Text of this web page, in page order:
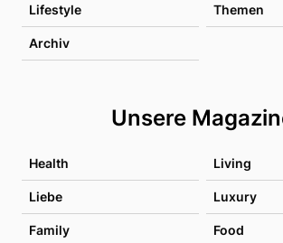
Lifestyle Themen
Archiv
Unsere
Health Living
Liebe Luxury
Family Food